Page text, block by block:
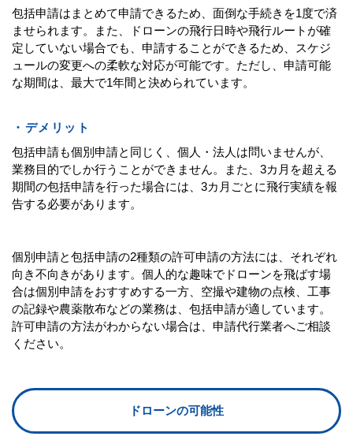
包括申請はまとめて申請できるため、面倒な手続きを1度で済
ませられます。また、ドローンの飛行日時や飛行ルートが確
定していない場合でも、申請することができるため、スケジ
ュールの変更への柔軟な対応が可能です。ただし、申請可能
な期間は、最大で1年間と決められています。
・デメリット
包括申請も個別申請と同じく、個人・法人は問いませんが、
業務目的でしか行うことができません。また、3カ月を超える
期間の包括申請を行った場合には、3カ月ごとに飛行実績を報
告する必要があります。
個別申請と包括申請の2種類の許可申請の方法には、それぞれ
向き不向きがあります。個人的な趣味でドローンを飛ばす場
合は個別申請をおすすめする一方、空撮や建物の点検、工事
の記録や農薬散布などの業務は、包括申請が適しています。
許可申請の方法がわからない場合は、申請代行業者へご相談
ください。
ドローンの可能性